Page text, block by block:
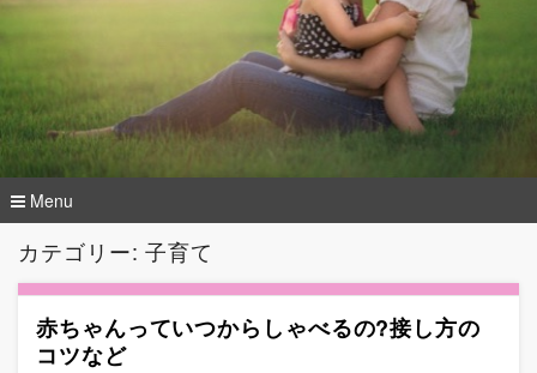
Menu
カテゴリー: 子育て
赤ちゃんっていつからしゃべるの?接し方の
コツなど